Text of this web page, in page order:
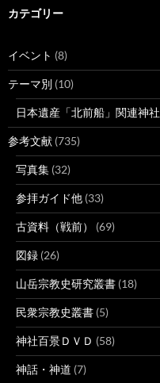
カテゴリー
イベント (8)
テーマ別 (10)
日本遺産「北前船」関連神社
参考文献 (735)
写真集 (32)
参拝ガイド他 (33)
古資料（戦前） (69)
図録 (26)
山岳宗教史研究叢書 (18)
民衆宗教史叢書 (5)
神社百景ＤＶＤ (58)
神話・神道 (7)